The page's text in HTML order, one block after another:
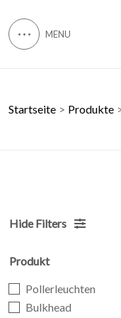
Startseite Produkte
Hide Filters
Produkt
Pollerleuchten
Bulkhead